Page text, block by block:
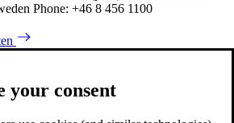
Phone: +46 8 456 1100
your consent